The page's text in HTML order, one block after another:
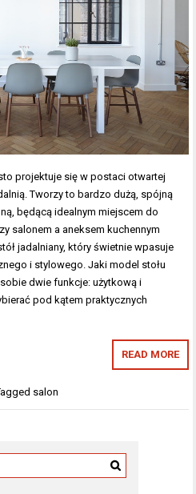
projektuje się w postaci otwartej
Tworzy to bardzo dużą, spójną
będącą idealnym miejscem do
salonem a aneksem kuchennym
jadalniany, który świetnie wpasuje
i stylowego. Jaki model stołu
dwie funkcje: użytkową i
pod kątem praktycznych
READ MORE
salon